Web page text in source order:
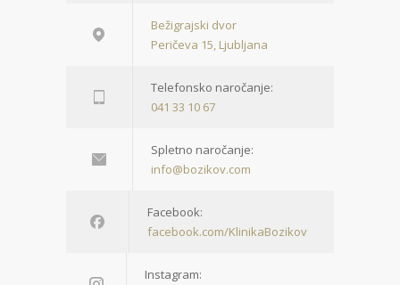
Bežigrajski dvor
Peričeva 15, Ljubljana
Telefonsko naročanje:
041 33 10 67
Spletno naročanje:
info@bozikov.com
Facebook:
facebook.com/KlinikaBozikov
Instagram: